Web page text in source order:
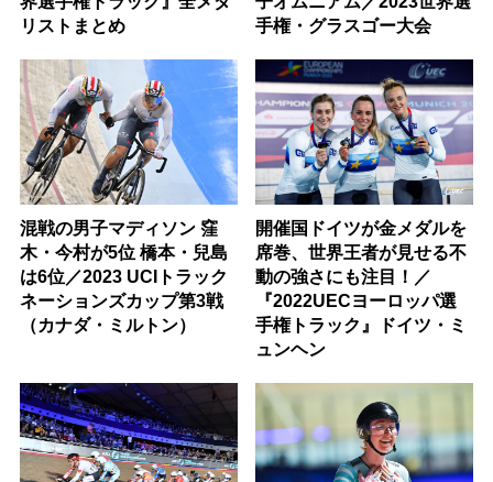
リストまとめ
手権・グラスゴー大会
混戦の男子マディソン 窪
木・今村が5位 橋本・兒島
は6位／2023 UCIトラック
ネーションズカップ第3戦
（カナダ・ミルトン）
開催国ドイツが金メダルを
席巻、世界王者が見せる不
動の強さにも注目！／
『2022UECヨーロッパ選
手権トラック』ドイツ・ミ
ュンヘン